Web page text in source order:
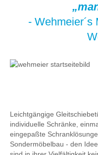
- Wehmeier´s
Leichtgängige
individuelle Schränke,
eingepaßte
Sondermöbelbau - den